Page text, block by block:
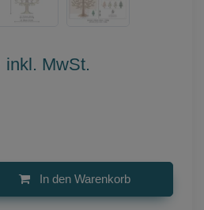
inkl. MwSt.
In den Warenkorb